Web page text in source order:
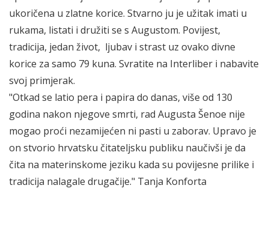
ukoričena u zlatne korice. Stvarno ju je užitak imati u
rukama, listati i družiti se s Augustom. Povijest,
tradicija, jedan život, ljubav i strast uz ovako divne
korice za samo 79 kuna. Svratite na Interliber i nabavite
svoj primjerak.
"Otkad se latio pera i papira do danas, više od 130
godina nakon njegove smrti, rad Augusta Šenoe nije
mogao proći nezamijećen ni pasti u zaborav. Upravo je
on stvorio hrvatsku čitateljsku publiku naučivši je da
čita na materinskome jeziku kada su povijesne prilike i
tradicija nalagale drugačije." Tanja Konforta